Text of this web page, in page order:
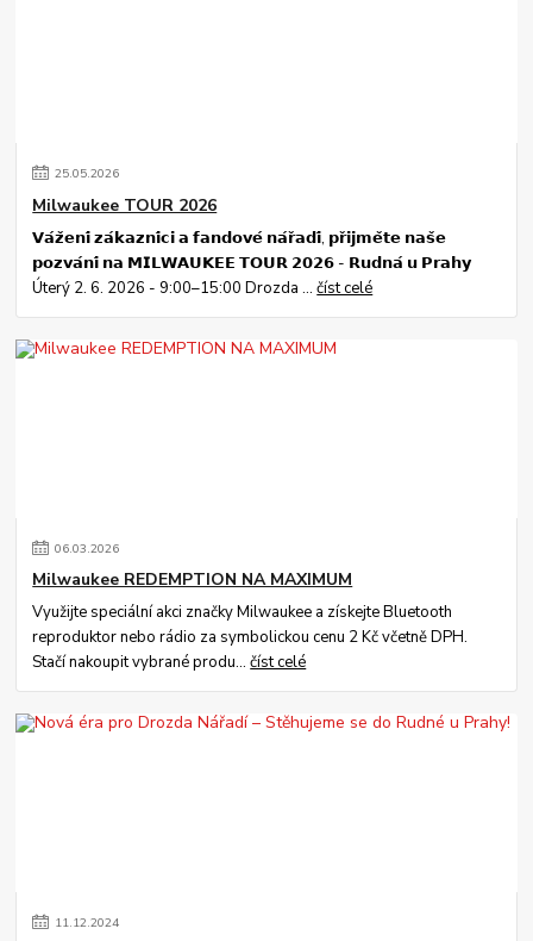
25.05.2026
Milwaukee TOUR 2026
𝗩𝗮́𝘇̌𝗲𝗻𝗶́ 𝘇𝗮́𝗸𝗮𝘇𝗻𝗶́𝗰𝗶 𝗮 𝗳𝗮𝗻𝗱𝗼𝘃𝗲́ 𝗻𝗮́𝗿̌𝗮𝗱𝗶́, 𝗽𝗿̌𝗶𝗷𝗺𝗲̌𝘁𝗲 𝗻𝗮𝘀̌𝗲
𝗽𝗼𝘇𝘃𝗮́𝗻𝗶́ 𝗻𝗮 𝗠𝗜𝗟𝗪𝗔𝗨𝗞𝗘𝗘 𝗧𝗢𝗨𝗥 𝟮𝟬𝟮𝟲 - 𝗥𝘂𝗱𝗻𝗮́ 𝘂 𝗣𝗿𝗮𝗵𝘆
Úterý 2. 6. 2026 - 9:00–15:00 Drozda ...číst celé
06.03.2026
Milwaukee REDEMPTION NA MAXIMUM
Využijte speciální akci značky Milwaukee a získejte Bluetooth
reproduktor nebo rádio za symbolickou cenu 2 Kč včetně DPH.
Stačí nakoupit vybrané produ...číst celé
11.12.2024